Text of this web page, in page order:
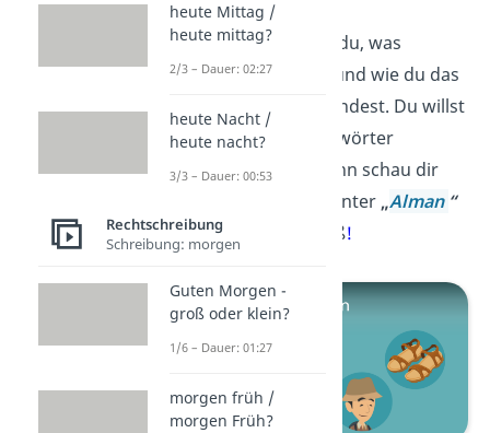
Klasse! Jetzt weißt du, was
„Props“ bedeutet und wie du das
Wort richtig verwendest. Du willst
noch mehr Jugendwörter
kennenlernen? Dann schau dir
gleich an, was du unter „Alman “
verstehst. Viel Spaß!
heute Mittag /
heute mittag?
2/3 – Dauer: 02:27
heute Nacht /
heute nacht?
3/3 – Dauer: 00:53
Rechtschreibung
Schreibung: morgen
Guten Morgen -
groß oder klein?
1/6 – Dauer: 01:27
morgen früh /
morgen Früh?